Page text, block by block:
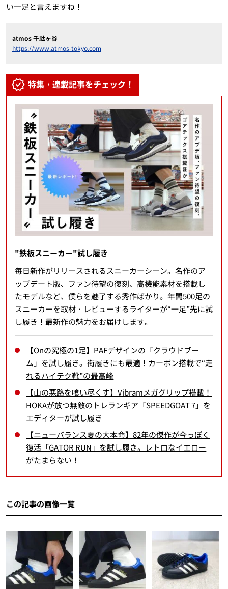
い一足と言えますね！
atmos 千駄ヶ谷
https://www.atmos-tokyo.com
特集・連載記事をチェック！
"鉄板スニーカー"試し履き
毎日新作がリリースされるスニーカーシーン。名作のア
ップデート版、ファン待望の復刻、高機能素材を搭載し
たモデルなど、僕らを魅了する秀作ばかり。年間500足の
スニーカーを取材・レビューするライターが“一足”先に試
し履き！最新作の魅力をお届けします。
【Onの究極の1足】PAFデザインの「クラウドブー
ム」を試し履き。街履きにも最適！カーボン搭載で“走
れるハイテク靴”の最高峰
【山の悪路を喰い尽くす】Vibramメガグリップ搭載！
HOKAが放つ無敵のトレランギア「SPEEDGOAT 7」を
エディターが試し履き
【ニューバランス夏の大本命】82年の傑作が今っぽく
復活「GATOR RUN」を試し履き。レトロなイエロー
がたまらない！
この記事の画像一覧